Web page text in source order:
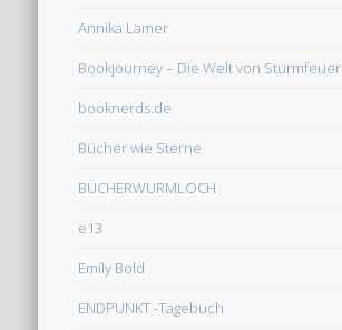
Annika Lamer
Bookjourney – Die Welt von Sturmfeuer
booknerds.de
Bücher wie Sterne
BÜCHERWURMLOCH
e13
Emily Bold
ENDPUNKT -Tagebuch